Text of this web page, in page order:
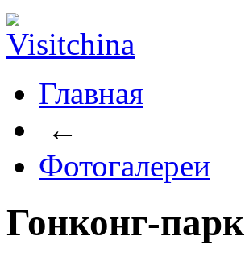
Главная
←
Фотогалереи
Гонконг-парк